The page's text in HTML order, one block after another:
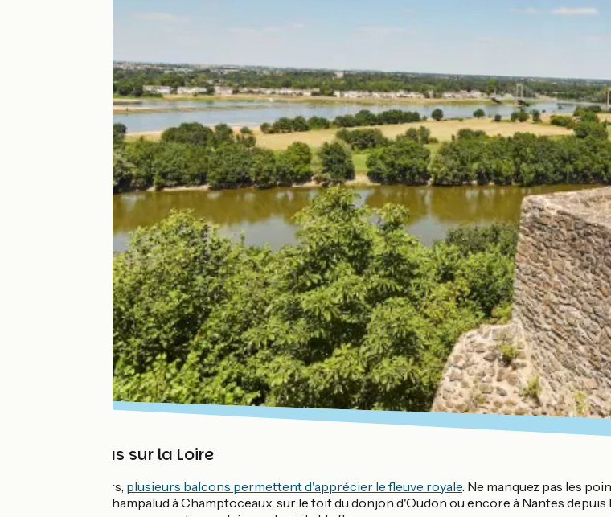
Panoramas sur la Loire
Sur le parcours, plusieurs balcons permettent d'apprécier le fleuve royale . Ne manquez pas les
promenade Champalud à Champtoceaux, sur le toit du donjon d'Oudon ou encore à Nantes depuis